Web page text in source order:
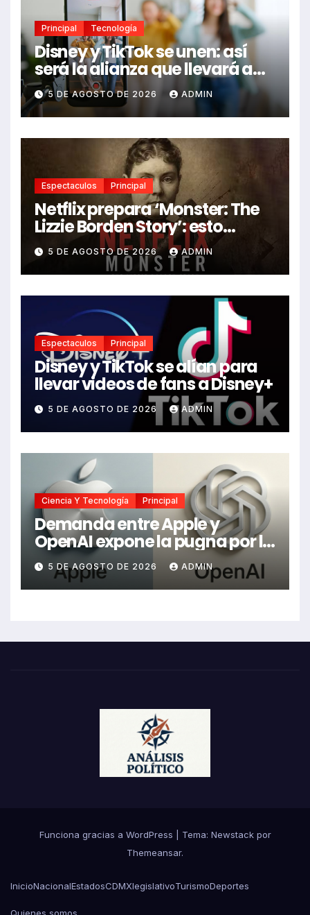
Principal Tecnología
Disney y TikTok se unen: así
será la alianza que llevará a
Mickey, Marvel y Star Wars a
los videos virales
5 DE AGOSTO DE 2026 ADMIN
Espectaculos Principal
Netflix prepara ‘Monster: The
Lizzie Borden Story’: esto
sabemos
5 DE AGOSTO DE 2026 ADMIN
Espectaculos Principal
Disney y TikTok se alían para
llevar videos de fans a Disney+
5 DE AGOSTO DE 2026 ADMIN
Ciencia Y Tecnología Principal
Demanda entre Apple y
OpenAI expone la pugna por la
inteligencia artificial
5 DE AGOSTO DE 2026 ADMIN
Funciona gracias a WordPress Tema: Newstackpor
Themeansar.
InicioNacionalEstadosCDMXlegislativoTurismoDeportes